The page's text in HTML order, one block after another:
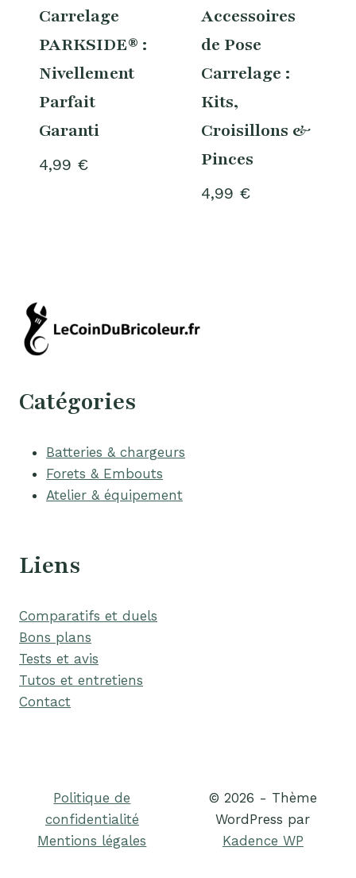
Carrelage
PARKSIDE® :
Nivellement
Parfait
Garanti
4,99 €
Accessoires
de Pose
Carrelage :
Kits,
Croisillons &
Pinces
4,99 €
Catégories
Batteries & chargeurs
Forets & Embouts
Atelier & équipement
Liens
Comparatifs et duels
Bons plans
Tests et avis
Tutos et entretiens
Contact
Politique de
confidentialité
Mentions légales
© 2026 - Thème
WordPress par
Kadence WP